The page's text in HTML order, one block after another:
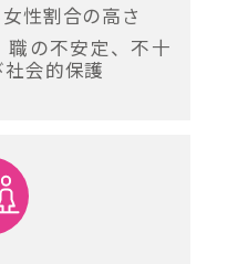
性割合の高さ
の不安定、不十
会的保護